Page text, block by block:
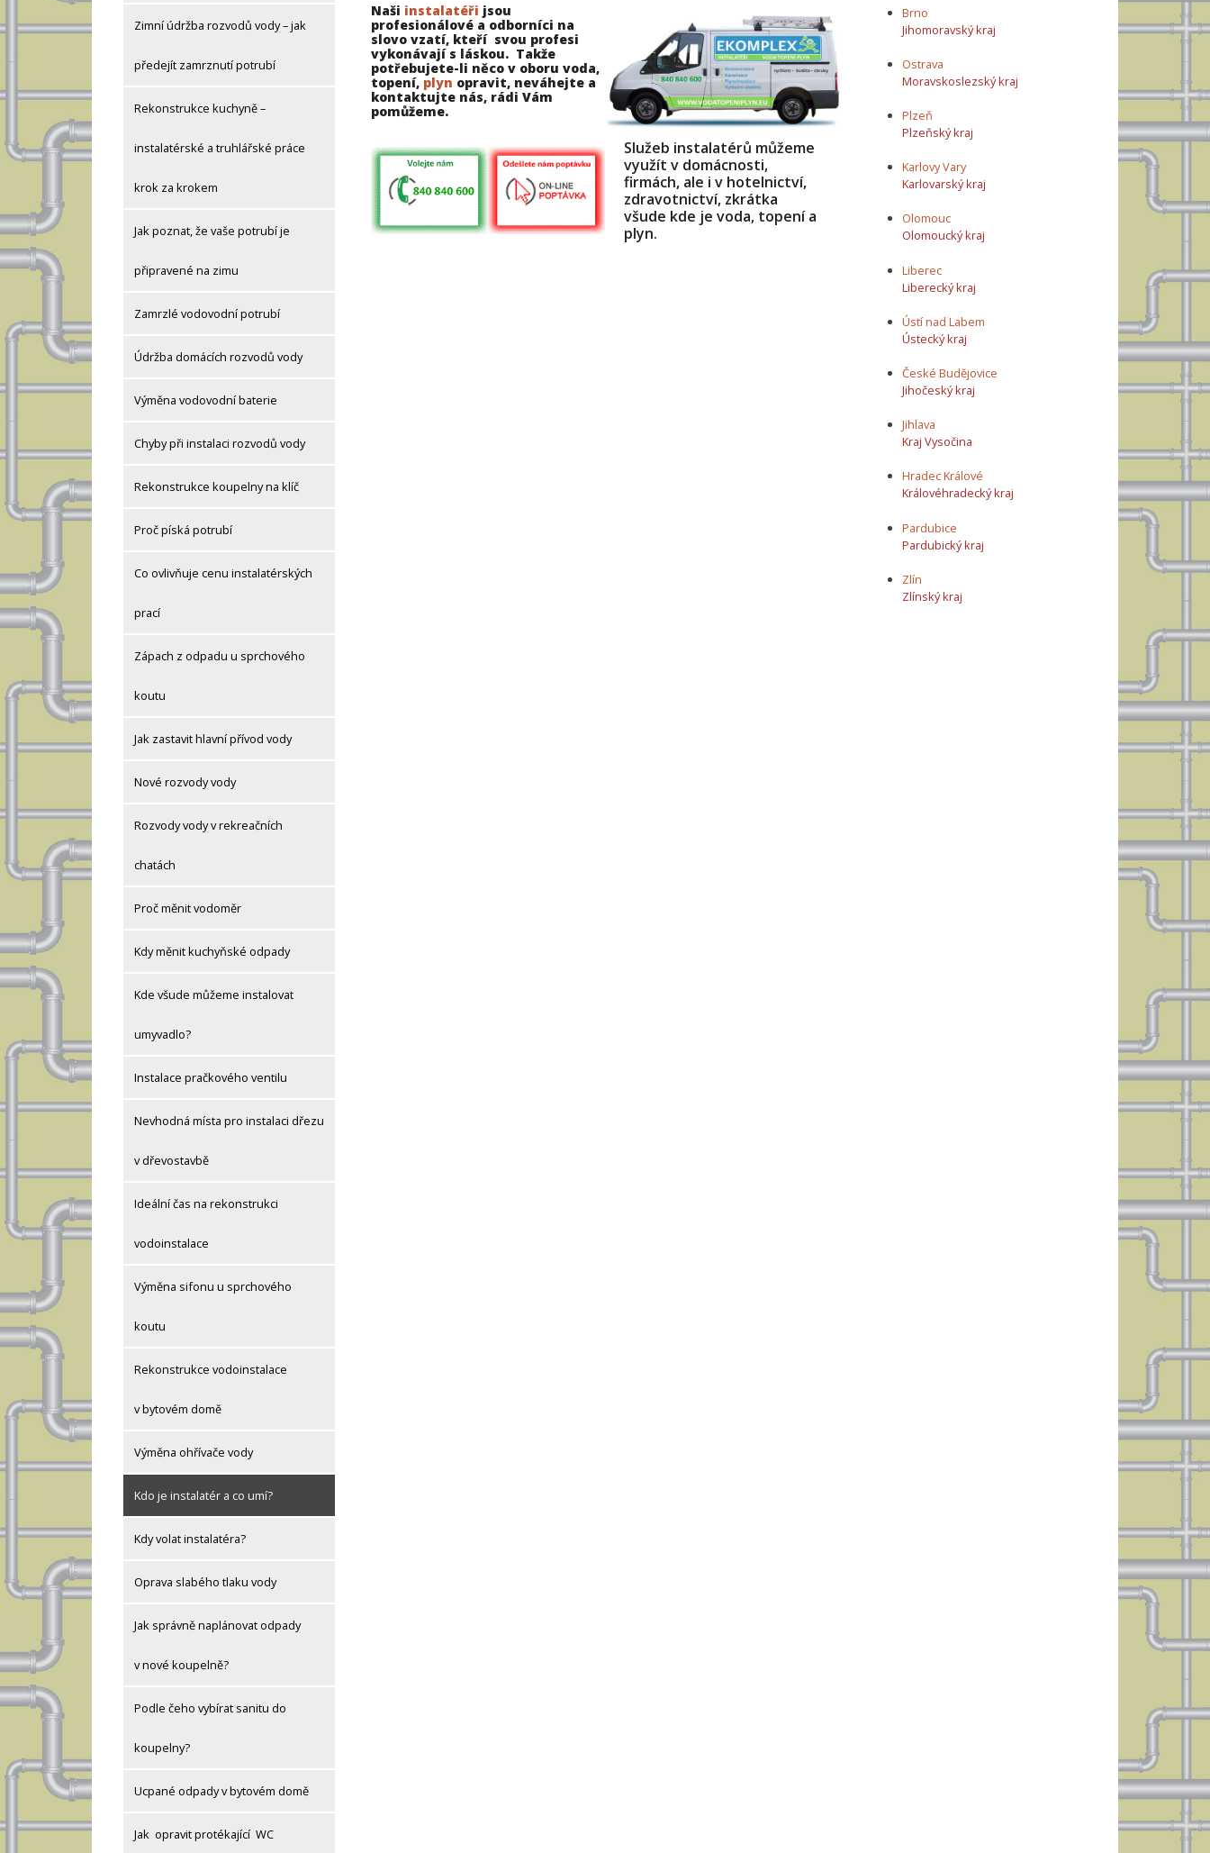
Zimní údržba rozvodů vody – jak
předejít zamrznutí potrubí
Rekonstrukce kuchyně –
instalatérské a truhlářské práce
krok za krokem
Jak poznat, že vaše potrubí je
připravené na zimu
Zamrzlé vodovodní potrubí
Údržba domácích rozvodů vody
Výměna vodovodní baterie
Chyby při instalaci rozvodů vody
Rekonstrukce koupelny na klíč
Proč píská potrubí
Co ovlivňuje cenu instalatérských
prací
Zápach z odpadu u sprchového
koutu
Jak zastavit hlavní přívod vody
Nové rozvody vody
Rozvody vody v rekreačních
chatách
Proč měnit vodoměr
Kdy měnit kuchyňské odpady
Kde všude můžeme instalovat
umyvadlo?
Instalace pračkového ventilu
Nevhodná místa pro instalaci dřezu
v dřevostavbě
Ideální čas na rekonstrukci
vodoinstalace
Výměna sifonu u sprchového
koutu
Rekonstrukce vodoinstalace
v bytovém domě
Výměna ohřívače vody
Kdo je instalatér a co umí?
Kdy volat instalatéra?
Oprava slabého tlaku vody
Jak správně naplánovat odpady
v nové koupelně?
Podle čeho vybírat sanitu do
koupelny?
Ucpané odpady v bytovém domě
Jak opravit protékající WC
Naši instalatéři jsou
profesionálové a odborníci na
slovo vzatí, kteří svou profesi
vykonávají s láskou. Takže
potřebujete-li něco v oboru voda,
topení, plyn opravit, neváhejte a
kontaktujte nás, rádi Vám
pomůžeme.
Služeb instalatérů můžeme
využít v domácnosti,
firmách, ale i v hotelnictví,
zdravotnictví, zkrátka
všude kde je voda, topení a
plyn.
Brno
Jihomoravský kraj
Ostrava
Moravskoslezský kraj
Plzeň
Plzeňský kraj
Karlovy Vary
Karlovarský kraj
Olomouc
Olomoucký kraj
Liberec
Liberecký kraj
Ústí nad Labem
Ústecký kraj
České Budějovice
Jihočeský kraj
Jihlava
Kraj Vysočina
Hradec Králové
Královéhradecký kraj
Pardubice
Pardubický kraj
Zlín
Zlínský kraj